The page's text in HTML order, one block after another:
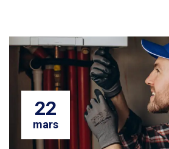
22
mars